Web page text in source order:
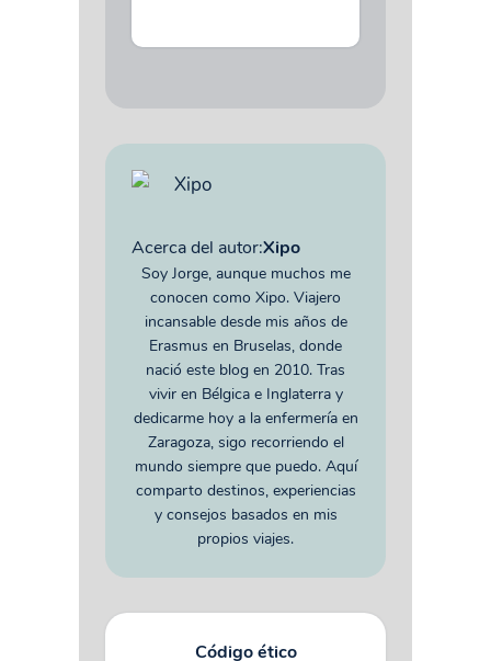
Acerca del autor:Xipo
Soy Jorge, aunque muchos me
conocen como Xipo. Viajero
incansable desde mis años de
Erasmus en Bruselas, donde
nació este blog en 2010. Tras
vivir en Bélgica e Inglaterra y
dedicarme hoy a la enfermería en
Zaragoza, sigo recorriendo el
mundo siempre que puedo. Aquí
comparto destinos, experiencias
y consejos basados en mis
propios viajes.
Código ético